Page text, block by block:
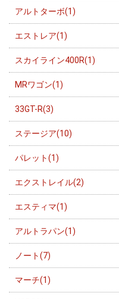
アルトターボ(1)
エストレア(1)
スカイライン400R(1)
MRワゴン(1)
33GT-R(3)
ステージア(10)
パレット(1)
エクストレイル(2)
エスティマ(1)
アルトラパン(1)
ノート(7)
マーチ(1)